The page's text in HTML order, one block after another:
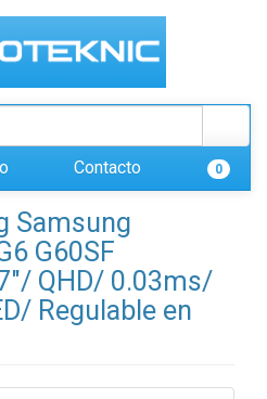
Contacto 0
Samsung
G60SF
QHD/ 0.03ms/
Regulable en